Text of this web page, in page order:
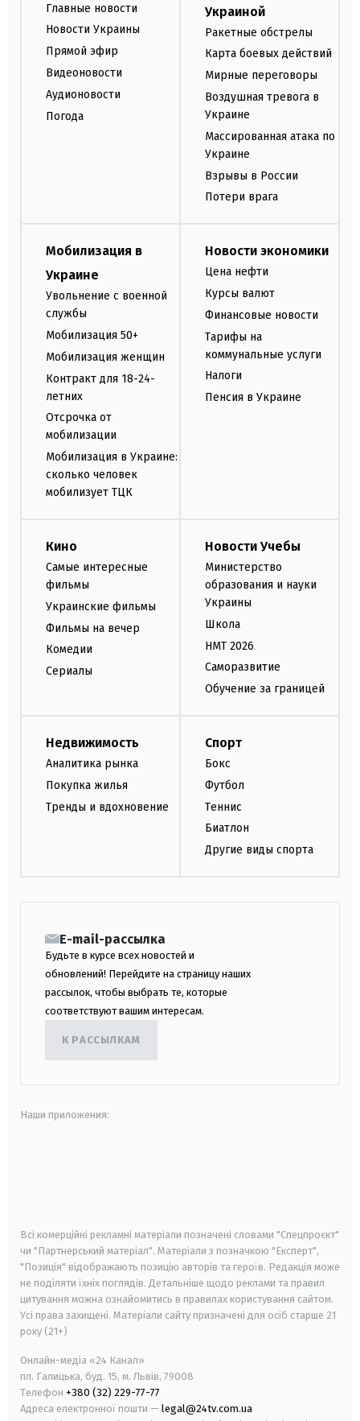
Главные новости
Новости Украины
Прямой эфир
Видеоновости
Аудионовости
Погода
Украиной
Ракетные обстрелы
Карта боевых действий
Мирные переговоры
Воздушная тревога в
Украине
Массированная атака по
Украине
Взрывы в России
Потери врага
Мобилизация в
Украине
Увольнение с военной
службы
Мобилизация 50+
Мобилизация женщин
Контракт для 18-24-
летних
Отсрочка от
мобилизации
Мобилизация в Украине:
сколько человек
мобилизует ТЦК
Новости экономики
Цена нефти
Курсы валют
Финансовые новости
Тарифы на
коммунальные услуги
Налоги
Пенсия в Украине
Кино
Самые интересные
фильмы
Украинские фильмы
Фильмы на вечер
Комедии
Сериалы
Новости Учебы
Министерство
образования и науки
Украины
Школа
НМТ 2026
Саморазвитие
Обучение за границей
Недвижимость
Аналитика рынка
Покупка жилья
Тренды и вдохновение
Спорт
Бокс
Футбол
Теннис
Биатлон
Другие виды спорта
E-mail-рассылка
Будьте в курсе всех новостей и
обновлений! Перейдите на страницу наших
рассылок, чтобы выбрать те, которые
соответствуют вашим интересам.
К РАССЫЛКАМ
Наши приложения:
Всі комерційні рекламні матеріали позначені словами "Спецпроєкт"
чи "Партнерський матеріал". Матеріали з позначкою "Експерт",
"Позиція" відображають позицію авторів та героїв. Редакція може
не поділяти їхніх поглядів. Детальніше щодо реклами та правил
цитування можна ознайомитись в правилах користування сайтом.
Усі права захищені. Матеріали сайту призначені для осіб старше 21
року (21+)
Онлайн-медіа «24 Канал»
пл. Галицька, буд. 15, м. Львів, 79008
Телефон +380 (32) 229-77-77
Адреса електронної пошти — legal@24tv.com.ua